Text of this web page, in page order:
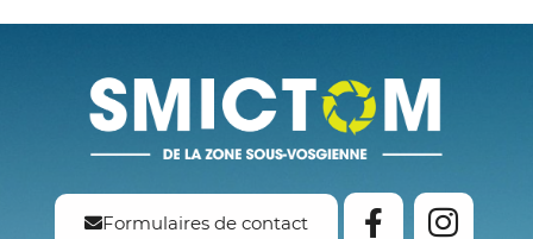
Formulaires de contact